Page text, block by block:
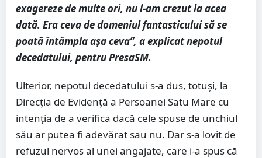
exagereze de multe ori, nu l-am crezut la acea
dată. Era ceva de domeniul fantasticului să se
poată întâmpla așa ceva”, a explicat nepotul
decedatului, pentru PresaSM.
Ulterior, nepotul decedatului s-a dus, totuși, la
Direcția de Evidență a Persoanei Satu Mare cu
intenția de a verifica dacă cele spuse de unchiul
său ar putea fi adevărat sau nu. Dar s-a lovit de
refuzul nervos al unei angajate, care i-a spus că